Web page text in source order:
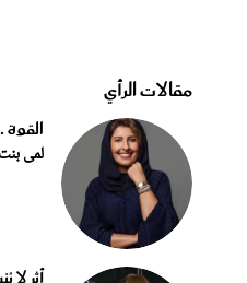
مقالات الرأي
القوة
لمى